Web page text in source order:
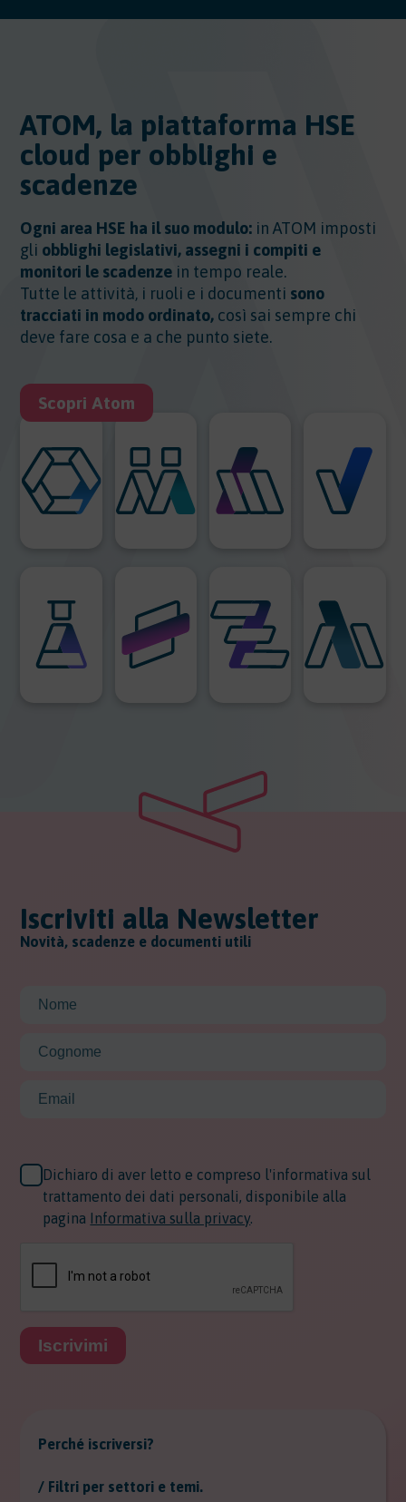
ATOM, la piattaforma HSE
cloud per obblighi e
scadenze
Ogni area HSE ha il suo modulo: in ATOM imposti
gli obblighi legislativi, assegni i compiti e
monitori le scadenze in tempo reale.
Tutte le attività, i ruoli e i documenti sono
tracciati in modo ordinato, così sai sempre chi
deve fare cosa e a che punto siete.
Scopri Atom
Iscriviti alla Newsletter
Novità, scadenze e documenti utili
Dichiaro di aver letto e compreso l'informativa sul
trattamento dei dati personali, disponibile alla
pagina Informativa sulla privacy.
Iscrivimi
Perché iscriversi?
/ Filtri per settori e temi.